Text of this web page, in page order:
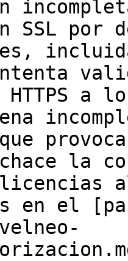
SSL por
a
la
en el